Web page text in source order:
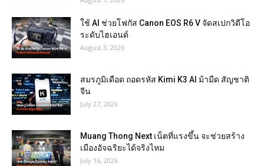
ใช้ AI ช่วยโฟกัส Canon EOS R6 V จัดสเปกวิดีโอ
ระดับไฮเอนด์
August 3, 2026
สมรภูมิเดือด ถอดรหัส Kimi K3 AI ม้ามืด สัญชาติ
จีน
July 27, 2026
Muang Thong Next เน็ตที่แรงขึ้น จะช่วยสร้าง
เมืองอัจฉริยะได้จริงไหม
July 16, 2026